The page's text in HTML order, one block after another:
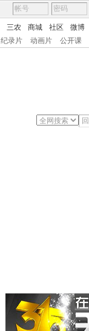
三农 商城 社区 微博
纪录片 动画片 公开课